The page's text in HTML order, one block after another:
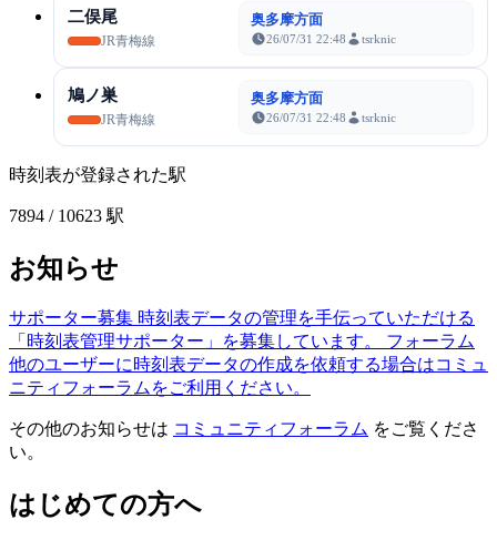
二俣尾
JR青梅線
奥多摩方面
26/07/31 22:48 tsrknic
鳩ノ巣
JR青梅線
奥多摩方面
26/07/31 22:48 tsrknic
時刻表が登録された駅
7894 / 10623 駅
お知らせ
サポーター募集 時刻表データの管理を手伝っていただける
「時刻表管理サポーター」を募集しています。
フォーラム
他のユーザーに時刻表データの作成を依頼する場合はコミュ
ニティフォーラムをご利用ください。
その他のお知らせは コミュニティフォーラム をご覧くださ
い。
はじめての方へ